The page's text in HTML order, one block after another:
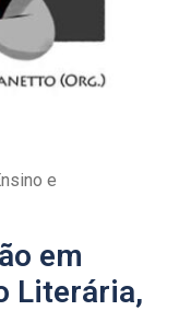
e
em
Literária,